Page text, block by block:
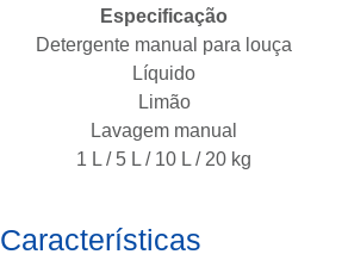
Especificação
Detergente manual para louça
Líquido
Limão
Lavagem manual
1 L / 5 L / 10 L / 20 kg
Características